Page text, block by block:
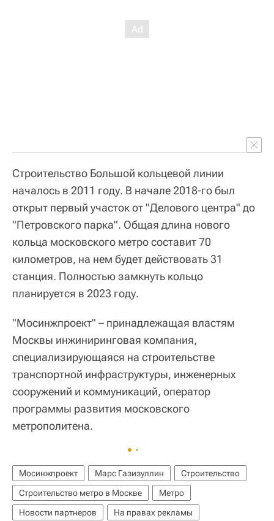
Строительство Большой кольцевой линии
началось в 2011 году. В начале 2018-го был
открыт первый участок от "Делового центра" до
"Петровского парка". Общая длина нового
кольца московского метро составит 70
километров, на нем будет действовать 31
станция. Полностью замкнуть кольцо
планируется в 2023 году.
"Мосинжпроект" – принадлежащая властям
Москвы инжиниринговая компания,
специализирующаяся на строительстве
транспортной инфраструктуры, инженерных
сооружений и коммуникаций, оператор
программы развития московского
метрополитена.
Мосинжпроект Марс Газизуллин
Строительство
Строительство метро в Москве
Метро
Новости партнеров
На правах рекламы